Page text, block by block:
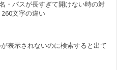
・パスが長すぎて開けない時の対
文字の違い
表示されないのに検索すると出て